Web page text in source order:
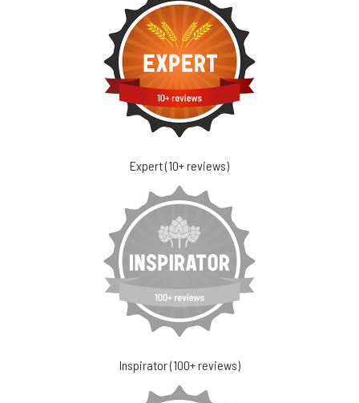
Expert (10+ reviews)
Inspirator (100+ reviews)